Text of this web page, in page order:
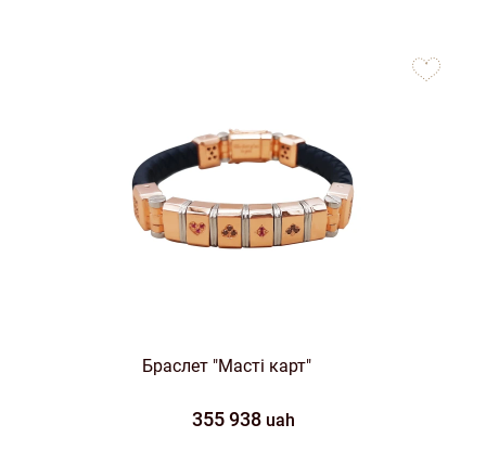
Браслет "Масті карт"
355 938 uah
favorites